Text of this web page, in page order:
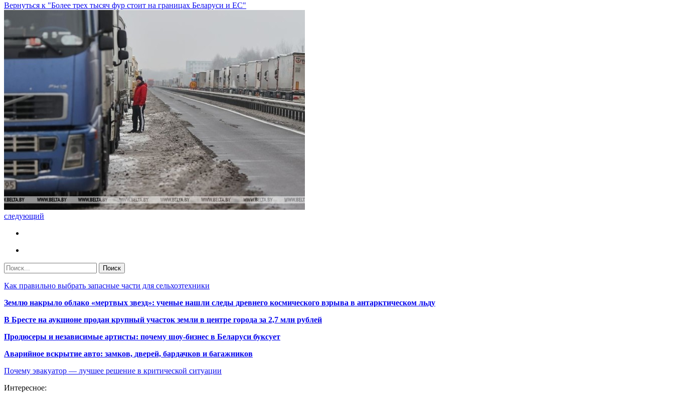
Вернуться к "Более трех тысяч фур стоит на границах Беларуси и ЕС"
следующий
Как правильно выбрать запасные части для сельхозтехники
Землю накрыло облако «мертвых звезд»: ученые нашли следы древнего космического взрыва в антарктическом льду
В Бресте на аукционе продан крупный участок земли в центре города за 2,7 млн рублей
Продюсеры и независимые артисты: почему шоу-бизнес в Беларуси буксует
Аварийное вскрытие авто: замков, дверей, бардачков и багажников
Почему эвакуатор — лучшее решение в критической ситуации
Интересное: